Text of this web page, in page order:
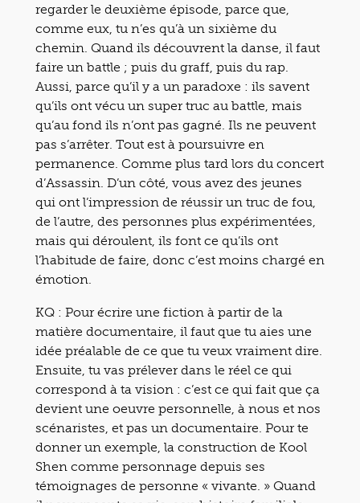
regarder le deuxième épisode, parce que,
comme eux, tu n’es qu’à un sixième du
chemin. Quand ils découvrent la danse, il faut
faire un battle ; puis du graff, puis du rap.
Aussi, parce qu’il y a un paradoxe : ils savent
qu’ils ont vécu un super truc au battle, mais
qu’au fond ils n’ont pas gagné. Ils ne peuvent
pas s’arrêter. Tout est à poursuivre en
permanence. Comme plus tard lors du concert
d’Assassin. D’un côté, vous avez des jeunes
qui ont l’impression de réussir un truc de fou,
de l’autre, des personnes plus expérimentées,
mais qui déroulent, ils font ce qu’ils ont
l’habitude de faire, donc c’est moins chargé en
émotion.
KQ : Pour écrire une fiction à partir de la
matière documentaire, il faut que tu aies une
idée préalable de ce que tu veux vraiment dire.
Ensuite, tu vas prélever dans le réel ce qui
correspond à ta vision : c’est ce qui fait que ça
devient une oeuvre personnelle, à nous et nos
scénaristes, et pas un documentaire. Pour te
donner un exemple, la construction de Kool
Shen comme personnage depuis ses
témoignages de personne « vivante. » Quand